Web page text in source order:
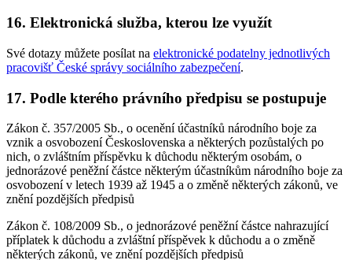
16. Elektronická služba, kterou lze využít
Své dotazy můžete posílat na elektronické podatelny jednotlivých
pracovišť České správy sociálního zabezpečení.
17. Podle kterého právního předpisu se postupuje
Zákon č. 357/2005 Sb., o ocenění účastníků národního boje za
vznik a osvobození Československa a některých pozůstalých po
nich, o zvláštním příspěvku k důchodu některým osobám, o
jednorázové peněžní částce některým účastníkům národního boje za
osvobození v letech 1939 až 1945 a o změně některých zákonů, ve
znění pozdějších předpisů
Zákon č. 108/2009 Sb., o jednorázové peněžní částce nahrazující
příplatek k důchodu a zvláštní příspěvek k důchodu a o změně
některých zákonů, ve znění pozdějších předpisů